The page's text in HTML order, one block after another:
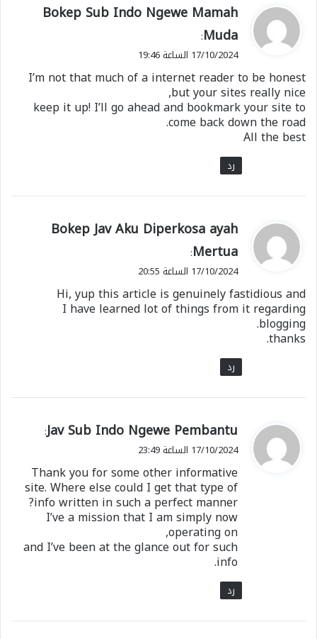
ي
و
ل
Bokep Sub Indo Ngewe Mamah
Muda
:
17/10/2024 الساعة 19:46
I’m not that much of a internet reader to be honest
but your sites really nice,
keep it up! I’ll go ahead and bookmark your site to
come back down the road.
All the best
رد
ي
و
ل
Bokep Jav Aku Diperkosa ayah
Mertua
:
17/10/2024 الساعة 20:55
Hi, yup this article is genuinely fastidious and
I have learned lot of things from it regarding
blogging.
thanks.
رد
ي
ق
ل
Jav Sub Indo Ngewe Pembantu
:
17/10/2024 الساعة 23:49
Thank you for some other informative
site. Where else could I get that type of
info written in such a perfect manner?
I’ve a mission that I am simply now
operating on,
and I’ve been at the glance out for such
info.
رد